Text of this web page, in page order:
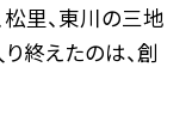
里、東川の三地
終えたのは、創